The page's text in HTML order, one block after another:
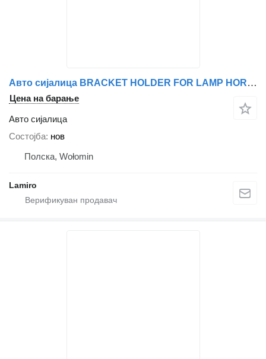
Авто сијалица BRACKET HOLDER FOR LAMP HOR 22, 23, 24 за камион
Цена на барање
Авто сијалица
Состојба нов
Полска, Wołomin
Lamiro